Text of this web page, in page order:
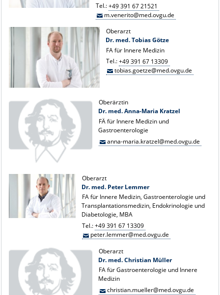
Tel.:+49 391 67 21521
m.venerito@med.ovgu.de
Oberarzt
Dr. med. Tobias Götze
FA für Innere Medizin
Tel.:+49 391 67 13309
tobias.goetze@med.ovgu.de
Oberärztin
Dr. med. Anna-Maria Kratzel
FÄ für Innere Medizin und
Gastroenterologie
anna-maria.kratzel@med.ovgu.de
Oberarzt
Dr. med. Peter Lemmer
FA für Innere Medizin, Gastroenterologie und
Transplantationsmedizin, Endokrinologie und
Diabetologie, MBA
Tel.:+49 391 67 13309
peter.lemmer@med.ovgu.de
Oberarzt
Dr. med. Christian Müller
FA für Gastroenterologie und Innere
Medizin
christian.mueller@med.ovgu.de